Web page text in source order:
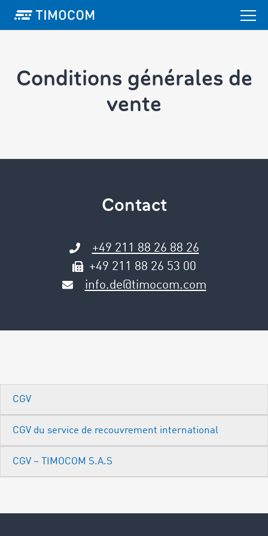
Conditions générales ­de
vente
Contact
+49 211 88 26 88 26
+49 211 88 26 53 00
info.de@timocom.com
CGV
CGV du service de recouvrement international
CGV – TIMOCOM S.A.S